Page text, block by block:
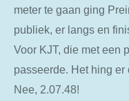
meter te gaan ging
publiek, er langs en
Voor KJT, die met een
passeerde. Het hing
Nee, 2.07.48!